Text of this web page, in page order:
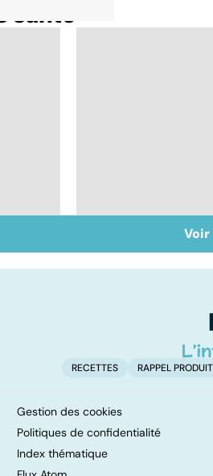
santé
Soigner les
RECETTES RAPPEL PRODUIT
Gestion des cookies
Politiques de confidentialité
Index thématique